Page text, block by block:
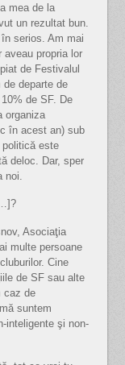
mea de la
un rezultat bun.
serios. Am mai
propria lor
de Festivalul
departe de
de SF. De
organiza
în acest an) sub
politică este
deloc. Dar, sper
Asociaţia
multe persoane
Cine
de SF sau alte
caz de
suntem
inteligente şi non-